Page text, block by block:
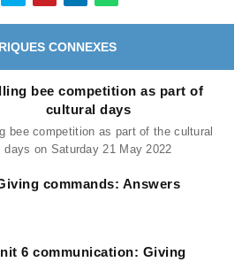
CONNEXES
bee competition as part of
cultural days
bee competition as part of the cultural
days on Saturday 21 May 2022
commands: Answers
6 communication: Giving